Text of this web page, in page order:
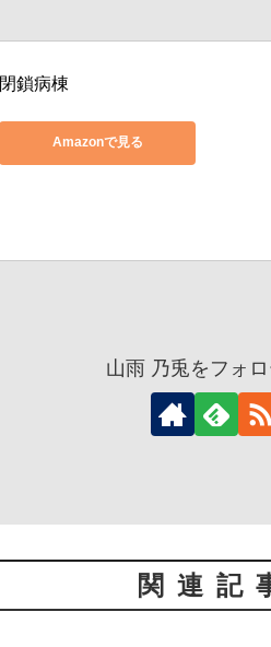
閉鎖病棟
Amazonで見る
山雨 乃兎をフォ
関連記